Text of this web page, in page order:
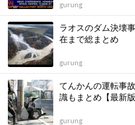
gurung
ラオスのダム決壊
在まで総まとめ
gurung
てんかんの運転事
識もまとめ【最新版
gurung